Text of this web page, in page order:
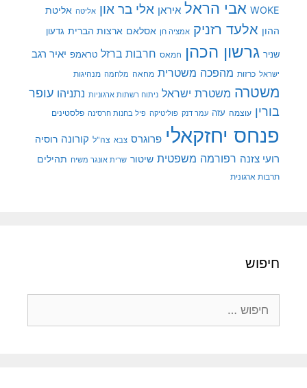
WOKE אבי הראל איראן אלי בר און אליטה אליטת
ההון אלעד רזניק אמציה חן אסלאם ארצות הברית גדעון
שניר גרשון הכהן חמאס חרבות ברזל טראמפ יאיר רגב
ישראל כרזות מהפכה משטרית מחאה מלחמה מנהיגות
משטרה משטרת ישראל ניתוח רשתות ארגוניות נתניהו עופר
בורין עוצמה עזה עמר דנק פוליטיקה פיל בחנות חרסינה פלסטינים
פנחס יחזקאלי פרוגרס צבא צה"ל קורונה רוסיה
רועי צזנה רפורמה משפטית שיטור שרית אונגר משיח תהילים
תרבות ארגונית
חיפוש